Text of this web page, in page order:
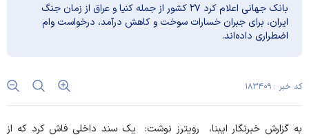
بانک جهانی اعلام کرد ۲۷ کشور از جمله کنیا و عراق از زمان جنگ
ایران، برای جبران خسارات سوخت و کاهش درآمد، درخواست وام
اضطراری داده‌اند.
کد خبر : ۱۸۳۴۰۹
به گزارش خبرنگار ایبنا، رویترز نوشت: یک سند داخلی فاش کرد که از